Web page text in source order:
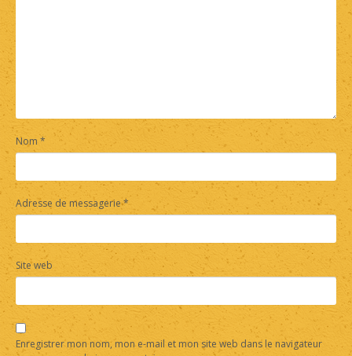
Nom *
Adresse de messagerie*
Site web
Enregistrer mon nom, mon e-mail et mon site web dans le navigateur